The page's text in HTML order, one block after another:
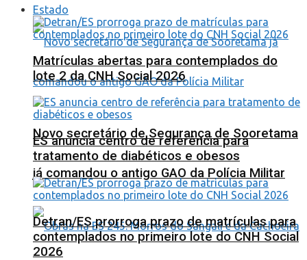
Novo secretário de Segurança de Sooretama
já comandou o antigo GAO da Polícia Militar
Estado
Matrículas abertas para contemplados do
lote 2 da CNH Social 2026
ES anuncia centro de referência para
tratamento de diabéticos e obesos
Detran/ES prorroga prazo de matrículas para
contemplados no primeiro lote do CNH Social
2026